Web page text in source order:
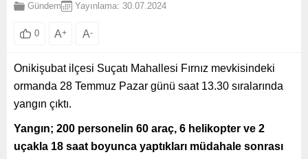
Gündem Yayınlama: 30.07.2024
0 A+ A-
Onikişubat ilçesi Suçatı Mahallesi Fırnız mevkisindeki
ormanda 28 Temmuz Pazar günü saat 13.30 sıralarında
yangın çıktı.
Yangın; 200 personelin 60 araç, 6 helikopter ve 2
uçakla 18 saat boyunca yaptıkları müdahale sonrası